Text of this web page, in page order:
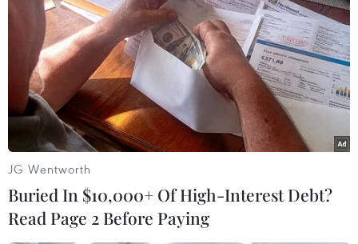
Theo dõi VietnamPlus
TIN LIÊN QUAN
JG Wentworth
Buried In $10,000+ Of High-Interest Debt?
Read Page 2 Before Paying